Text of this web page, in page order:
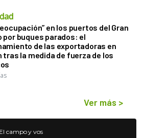
en los puertos del Gran
por buques parados: el
de las exportadoras en
tras la medida de fuerza de los
Ver más >
El campo y vos